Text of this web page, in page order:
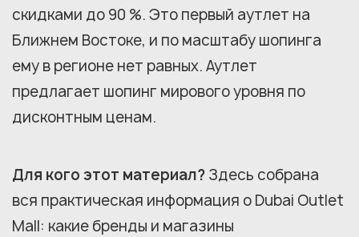
скидками до 90 %. Это первый аутлет на
Ближнем Востоке, и по масштабу шопинга
ему в регионе нет равных. Аутлет
предлагает шопинг мирового уровня по
дисконтным ценам.
Для кого этот материал? Здесь собрана
вся практическая информация о Dubai Outlet
Mall: какие бренды и магазины